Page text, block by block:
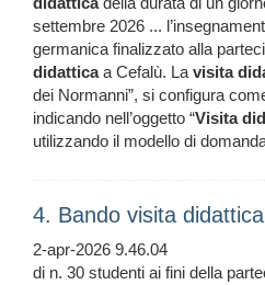
settembre 2026 ...
germanica finalizzato alla
didatticaa Cefalù. Lavisita
dei Normanni”, si configura
indicando nell’oggetto “Visita
utilizzando il modello di
4. Bando visita
2-apr-2026 9.46.04
di n. 30 studenti ai fini della